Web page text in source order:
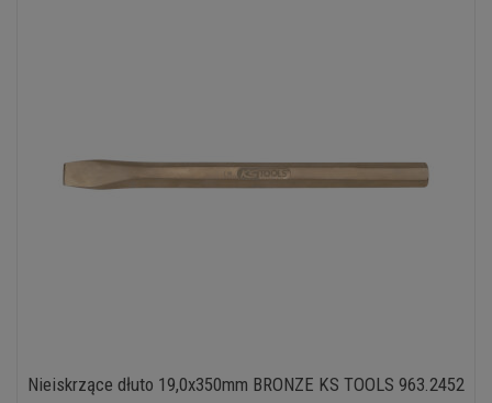
Nieiskrzące dłuto 19,0x350mm BRONZE KS TOOLS 963.2452